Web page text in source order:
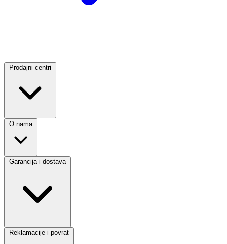
Prodajni centri
O nama
Garancija i dostava
Reklamacije i povrat